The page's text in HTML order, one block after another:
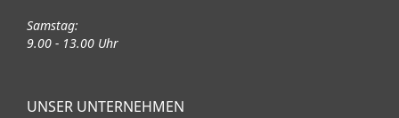
Samstag:
9.00 - 13.00 Uhr
UNSER UNTERNEHMEN